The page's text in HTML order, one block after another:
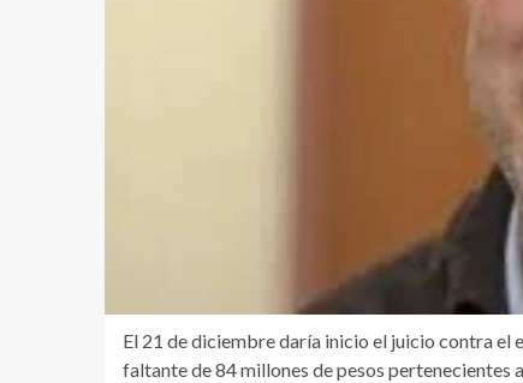
El 21 de diciembre daría inicio el juicio contra el
faltante de 84 millones de pesos pertenecientes